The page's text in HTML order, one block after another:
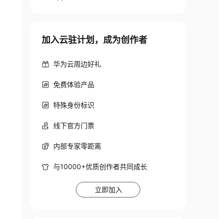
加入云驻计划，成为创作者
华为云周边好礼
免费体验产品
特殊身份标识
线下官方门票
内部专家零距离
与10000+优质创作者共同成长
立即加入